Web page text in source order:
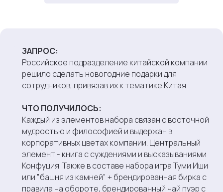
ЗАПРОС:
Российское подразделение китайской компании
решило сделать новогодние подарки для
сотрудников, привязав их к тематике Китая.
ЧТО ПОЛУЧИЛОСЬ:
Каждый из элементов набора связан с восточной
мудростью и философией и выдержан в
корпоративных цветах компании. Центральный
элемент - книга с суждениями и высказываниями
Конфуция. Также в составе набора игра Туми Иши
или "башня из камней" + брендированная бирка с
правила на обороте, брендированный чай пуэр с